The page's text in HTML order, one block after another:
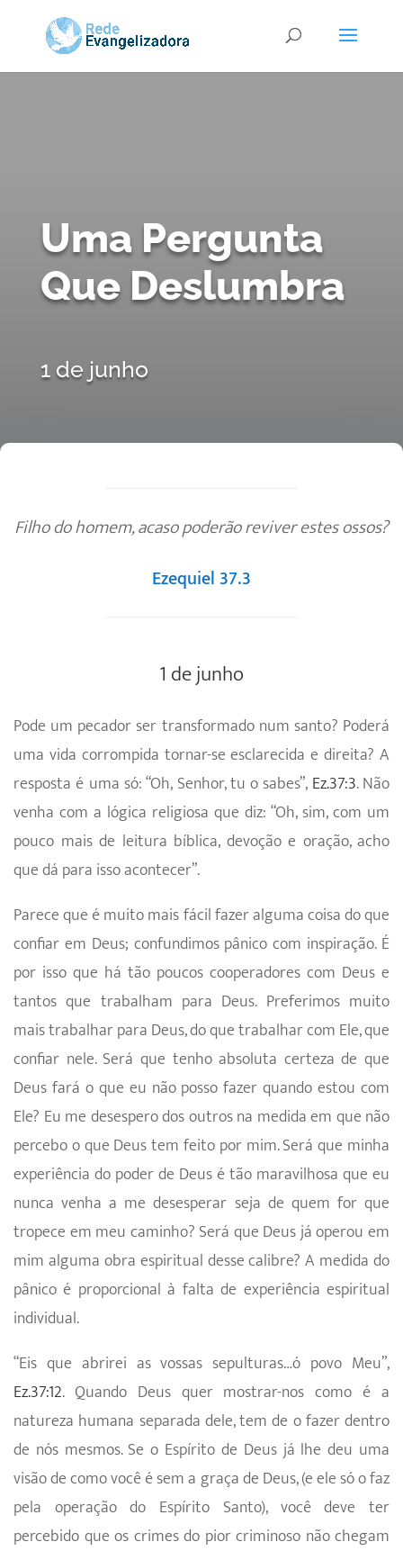
Uma Pergunta
Que Deslumbra
1 de junho
Filho do homem, acaso poderão reviver estes ossos?
Ezequiel 37.3
1 de junho
Pode um pecador ser transformado num santo? Poderá
uma vida corrompida tornar-se esclarecida e direita? A
resposta é uma só: “Oh, Senhor, tu o sabes”, Ez.37:3. Não
venha com a lógica religiosa que diz: “Oh, sim, com um
pouco mais de leitura bíblica, devoção e oração, acho
que dá para isso acontecer”.
Parece que é muito mais fácil fazer alguma coisa do que
confiar em Deus; confundimos pânico com inspiração. É
por isso que há tão poucos cooperadores com Deus e
tantos que trabalham para Deus. Preferimos muito
mais trabalhar para Deus, do que trabalhar com Ele, que
confiar nele. Será que tenho absoluta certeza de que
Deus fará o que eu não posso fazer quando estou com
Ele? Eu me desespero dos outros na medida em que não
percebo o que Deus tem feito por mim. Será que minha
experiência do poder de Deus é tão maravilhosa que eu
nunca venha a me desesperar seja de quem for que
tropece em meu caminho? Será que Deus já operou em
mim alguma obra espiritual desse calibre? A medida do
pânico é proporcional à falta de experiência espiritual
individual.
“Eis que abrirei as vossas sepulturas…ó povo Meu”,
Ez.37:12. Quando Deus quer mostrar-nos como é a
natureza humana separada dele, tem de o fazer dentro
de nós mesmos. Se o Espírito de Deus já lhe deu uma
visão de como você é sem a graça de Deus, (e ele só o faz
pela operação do Espírito Santo), você deve ter
percebido que os crimes do pior criminoso não chegam